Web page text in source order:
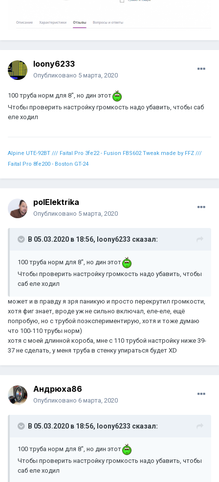
loony6233
Опубликовано 5 марта, 2020
100 труба норм для 8", но дин этот
Чтобы проверить настройку громкость надо убавить, чтобы саб
еле ходил
Alpine UTE-92BT /// Faital Pro 3fe22 - Fusion FBS602 Tweak made by FFZ ///
Faital Pro 8fe200 - Boston GT-24
polElektrika
Опубликовано 5 марта, 2020
В 05.03.2020 в 18:56, loony6233 сказал:
100 труба норм для 8", но дин этот
Чтобы проверить настройку громкость надо убавить, чтобы
саб еле ходил
может и в правду я зря паникую и просто перекрутил громкости,
хотя фиг знает, вроде уж не сильно включал, еле-еле, ещё
попробую, но с трубой поэкспериментирую, хотя и тоже думаю
что 100-110 трубы норм)
хотя с моей длинной короба, мне с 110 трубой настройку ниже 39-
37 не сделать, у меня труба в стенку упираться будет XD
Андрюха86
Опубликовано 6 марта, 2020
В 05.03.2020 в 18:56, loony6233 сказал:
100 труба норм для 8", но дин этот
Чтобы проверить настройку громкость надо убавить, чтобы
саб еле ходил